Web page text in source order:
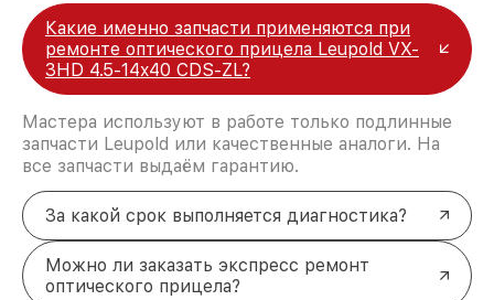
Какие именно запчасти применяются при
ремонте оптического прицела Leupold VX-
3HD 4.5-14x40 CDS-ZL?
Мастера используют в работе только подлинные
запчасти Leupold или качественные аналоги. На
все запчасти выдаём гарантию.
За какой срок выполняется диагностика?
Можно ли заказать экспресс ремонт
оптического прицела?